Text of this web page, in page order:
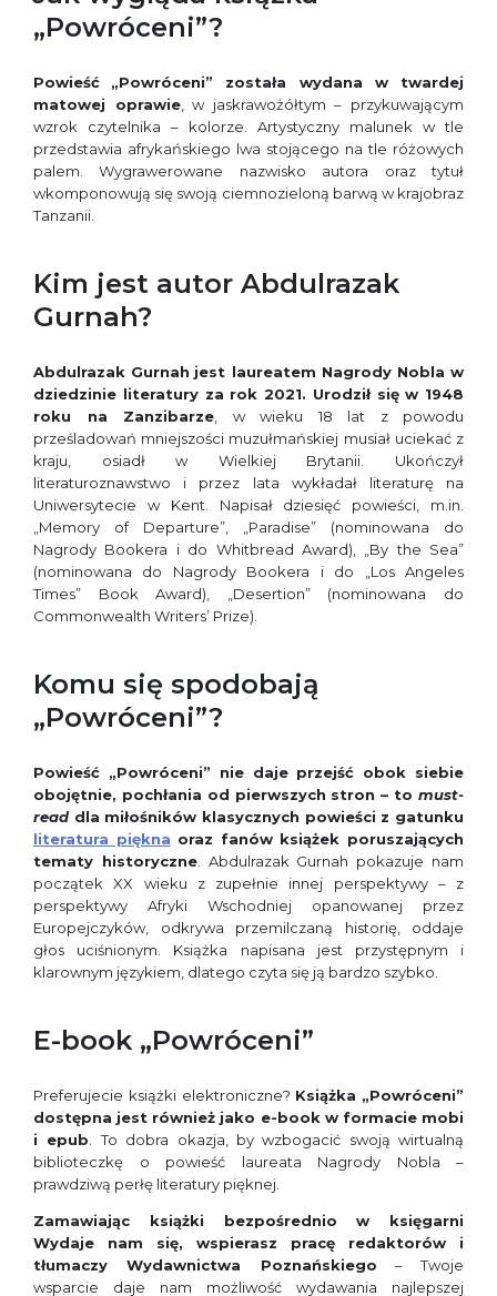
„Powróceni”?
Powieść
„Powróceni” została wydana w twardej
matowej oprawie, w jaskrawożółtym – przykuwającym
wzrok czytelnika – kolorze. Artystyczny malunek w tle
przedstawia afrykańskiego lwa stojącego na tle różowych
palem. Wygrawerowane nazwisko autora oraz tytuł
wkomponowują się swoją ciemnozieloną barwą w krajobraz
Tanzanii.
Kim jest autor Abdulrazak
Gurnah?
Abdulrazak Gurnah jest laureatem Nagrody Nobla w
dziedzinie literatury za rok 2021. Urodził się w 1948
roku na Zanzibarze , w wieku 18 lat z powodu
prześladowań mniejszości muzułmańskiej musiał uciekać z
kraju, osiadł w Wielkiej Brytanii. Ukończył
literaturoznawstwo i przez lata wykładał literaturę na
Uniwersytecie w Kent. Napisał dziesięć powieści, m.in.
„Memory of Departure”, „Paradise” (nominowana do
Nagrody Bookera i do Whitbread Award), „By the Sea”
(nominowana do Nagrody Bookera i do „Los Angeles
Times” Book Award), „Desertion” (nominowana do
Commonwealth Writers’ Prize).
Komu się spodobają
„Powróceni”?
Powieść „Powróceni” nie daje przejść obok siebie
obojętnie, pochłania od pierwszych stron – to must-
readdla miłośników klasycznych powieści z gatunku
literatura piękna oraz fanów książek poruszających
tematy historyczne. Abdulrazak Gurnah pokazuje nam
początek XX wieku z zupełnie innej perspektywy – z
perspektywy Afryki Wschodniej opanowanej przez
Europejczyków, odkrywa przemilczaną historię, oddaje
głos uciśnionym. Książka napisana jest przystępnym i
klarownym językiem, dlatego czyta się ją bardzo szybko.
E-book „Powróceni”
Preferujecie książki elektroniczne? Książka „Powróceni”
dostępna jest również jako e-book w formacie mobi
i epub . To dobra okazja, by wzbogacić swoją wirtualną
biblioteczkę o powieść laureata Nagrody Nobla –
prawdziwą perłę literatury pięknej.
Zamawiając książki bezpośrednio w księgarni
Wydaje nam się, wspierasz pracę redaktorów i
tłumaczy Wydawnictwa Poznańskiego – Twoje
wsparcie daje nam możliwość wydawania najlepszej